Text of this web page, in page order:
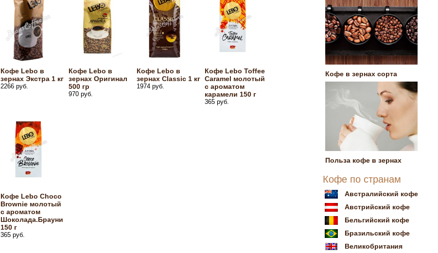
Кофе Lebo в
зернах Экстра 1 кг
2266 руб.
Кофе Lebo в
зернах Оригинал
500 гр
970 руб.
Кофе Lebo в
зернах Classic 1 кг
1974 руб.
Кофе Lebo Toffee
Caramel молотый
с ароматом
карамели 150 г
365 руб.
Кофе Lebo Choco
Brownie молотый
с ароматом
Шоколада.Брауни
150 г
365 руб.
Кофе в зернах сорта
Польза кофе в зернах
Кофе по странам
Австралийский кофе
Австрийский кофе
Бельгийский кофе
Бразильский кофе
Великобритания